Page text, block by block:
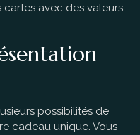
cartes avec des valeurs
possibilités de
cadeau unique. Vous